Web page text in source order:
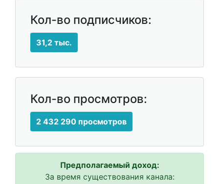
Кол-во подписчиков:
31,2 тыс.
Кол-во просмотров:
2 432 290 просмотров
Предполагаемый доход:
За время существования канала: